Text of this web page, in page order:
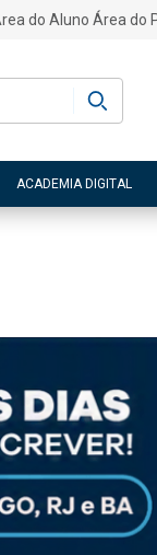
do Aluno Área do
ACADEMIA DIGITAL